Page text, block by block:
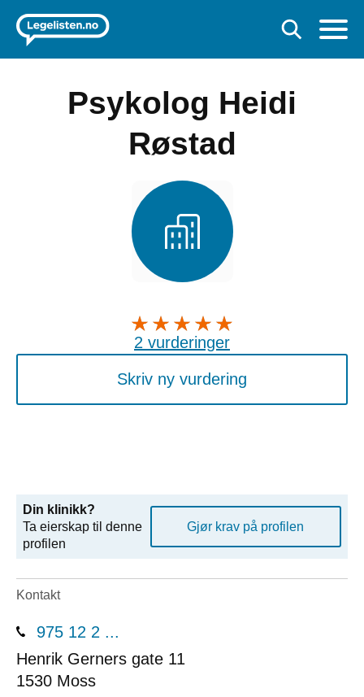
Psykolog Heidi
Røstad
2 vurderinger
Skriv ny vurdering
Din klinikk?
Ta eierskap til denne
profilen
Gjør krav på profilen
Kontakt
975 12 2 ...
Henrik Gerners gate 11
1530 Moss